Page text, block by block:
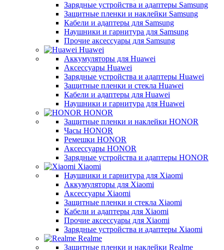
Зарядные устройства и адаптеры Samsung
Защитные пленки и наклейки Samsung
Кабели и адаптеры для Samsung
Наушники и гарнитура для Samsung
Прочие аксессуары для Samsung
Huawei
Аккумуляторы для Huawei
Аксессуары Huawei
Зарядные устройства и адаптеры Huawei
Защитные пленки и стекла Huawei
Кабели и адаптеры для Huawei
Наушники и гарнитура для Huawei
HONOR
Защитные пленки и наклейки HONOR
Часы HONOR
Ремешки HONOR
Аксессуары HONOR
Зарядные устройства и адаптеры HONOR
Xiaomi
Наушники и гарнитура для Xiaomi
Аккумуляторы для Xiaomi
Аксессуары Xiaomi
Защитные пленки и стекла Xiaomi
Кабели и адаптеры для Xiaomi
Прочие аксессуары для Xiaomi
Зарядные устройства и адаптеры Xiaomi
Realme
Защитные пленки и наклейки Realme